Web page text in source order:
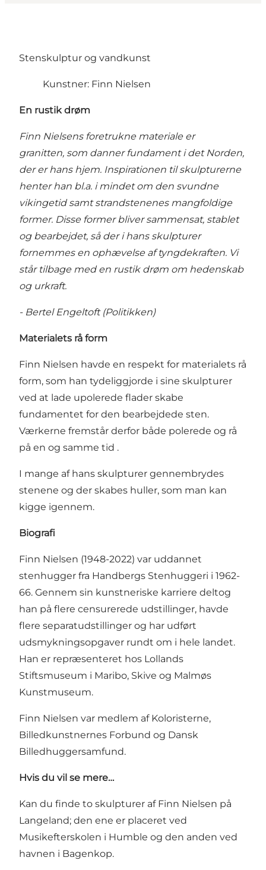
Stenskulptur og vandkunst
Kunstner: Finn Nielsen
En rustik drøm
Finn Nielsens foretrukne materiale er
granitten, som danner fundament i det Norden,
der er hans hjem. Inspirationen til skulpturerne
henter han bl.a. i mindet om den svundne
vikingetid samt strandstenenes mangfoldige
former. Disse former bliver sammensat, stablet
og bearbejdet, så der i hans skulpturer
fornemmes en ophævelse af tyngdekraften. Vi
står tilbage med en rustik drøm om hedenskab
og urkraft.
- Bertel Engeltoft (Politikken)
Materialets rå form
Finn Nielsen havde en respekt for materialets rå
form, som han tydeliggjorde i sine skulpturer
ved at lade upolerede flader skabe
fundamentet for den bearbejdede sten.
Værkerne fremstår derfor både polerede og rå
på en og samme tid .
I mange af hans skulpturer gennembrydes
stenene og der skabes huller, som man kan
kigge igennem.
Biografi
Finn Nielsen (1948-2022) var uddannet
stenhugger fra Handbergs Stenhuggeri i 1962-
66. Gennem sin kunstneriske karriere deltog
han på flere censurerede udstillinger, havde
flere separatudstillinger og har udført
udsmykningsopgaver rundt om i hele landet.
Han er repræsenteret hos Lollands
Stiftsmuseum i Maribo, Skive og Malmøs
Kunstmuseum.
Finn Nielsen var medlem af Koloristerne,
Billedkunstnernes Forbund og Dansk
Billedhuggersamfund.
Hvis du vil se mere…
Kan du finde to skulpturer af Finn Nielsen på
Langeland; den ene er placeret ved
Musikefterskolen i Humble og den anden ved
havnen i Bagenkop.